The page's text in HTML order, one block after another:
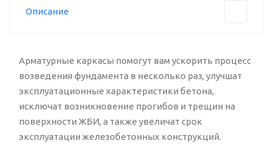
Описание
Арматурные каркасы помогут вам ускорить процесс
возведения фундамента в несколько раз, улучшат
эксплуатационные характеристики бетона,
исключат возникновение прогибов и трещин на
поверхности ЖБИ, а также увеличат срок
эксплуатации железобетонных конструкций.